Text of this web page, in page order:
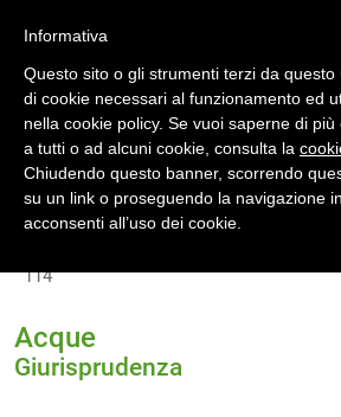
Home
Osservatorio di normativa
Normativa energetica nazionale
114
Acque
Giurisprudenza
Informativa
Questo sito o gli strumenti terzi da questo
di cookie necessari al funzionamento ed
nella cookie policy. Se vuoi saperne di
a tutti o ad alcuni cookie, consulta la
Chiudendo questo banner, scorrendo
su un link o proseguendo la navigazione
acconsenti all’uso dei cookie.